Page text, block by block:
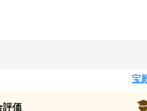
評価
宝